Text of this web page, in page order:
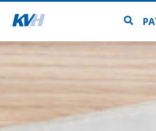
Zur Startseite Zur